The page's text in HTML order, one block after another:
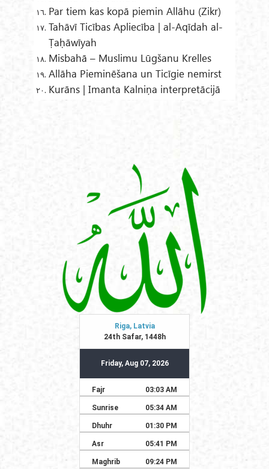
Par tiem kas kopā piemin Allāhu (Zikr)
Tahāvī Ticības Apliecība | al-Aqīdah al-
Ṭaḥāwīyah
Misbahā – Muslimu Lūgšanu Krelles
Allāha Pieminēšana un Ticīgie nemirst
Kurāns | Imanta Kalniņa interpretācijā